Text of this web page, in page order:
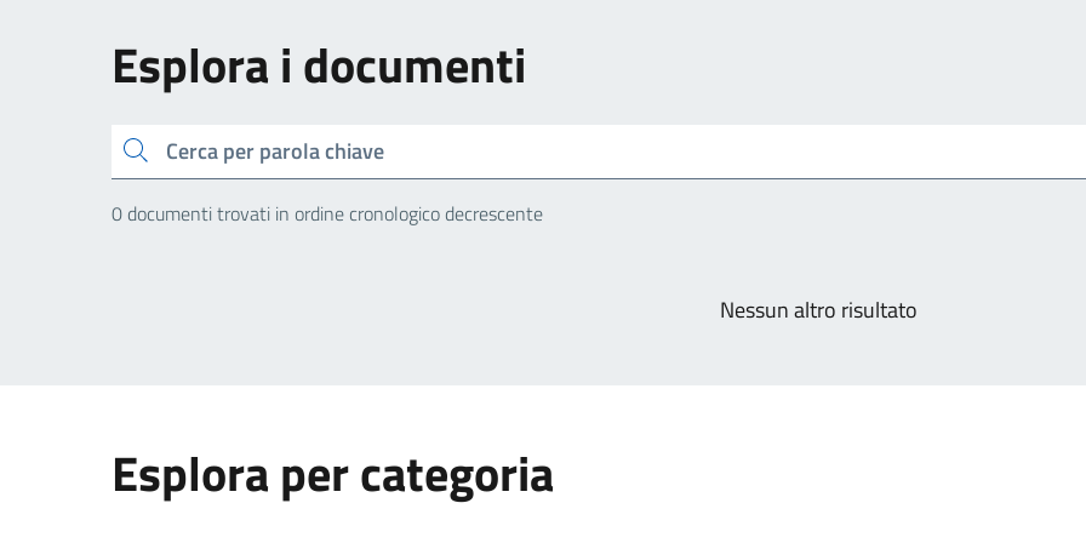
Esplora i documenti
Cerca
0 documenti trovati in ordine cronologico decrescente
Nessun altro risultato
Esplora per categoria